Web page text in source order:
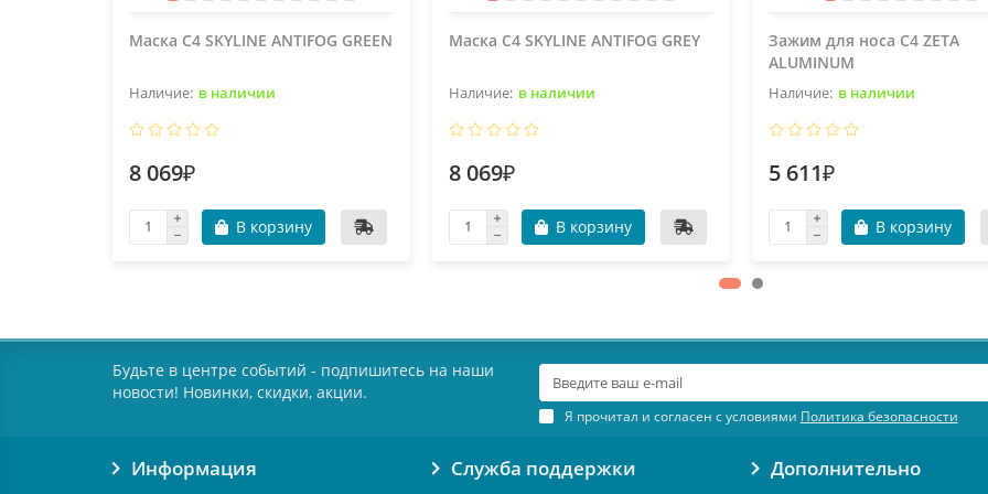
Маска C4 SKYLINE ANTIFOG GREEN
в наличии
8 069₽
В корзину
Маска C4 SKYLINE ANTIFOG GREY
в наличии
8 069₽
В корзину
Зажим для носа C4 ZETA
ALUMINUM
в наличии
5 611₽
В корзину
Будьте в центре событий - подпишитесь на наши
новости! Новинки, скидки, акции.
Я прочитал и согласен с условиями Политика безопасности
Информация Служба поддержки Дополнительно